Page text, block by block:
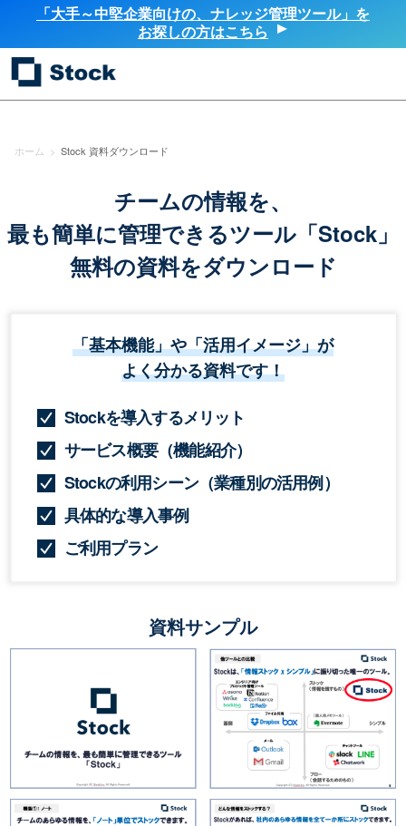
「大手～中堅企業向けの、ナレッジ管理ツール」を
お探しの方はこちら
ホーム > Stock 資料ダウンロード
チームの情報を、
最も簡単に管理できるツール「Stock」
無料の資料をダウンロード
「基本機能」や「活用イメージ」が
よく分かる資料です！
Stockを導入するメリット
サービス概要（機能紹介）
Stockの利用シーン（業種別の活用例）
具体的な導入事例
ご利用プラン
資料サンプル